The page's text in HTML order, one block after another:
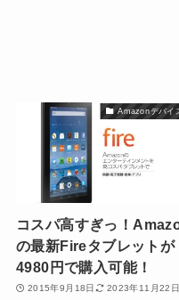
Amazonデバイ
コスパ高すぎっ！
の最新Fireタブレットが
4980円で購入可能！
2015年9月18日 2023年11月22日